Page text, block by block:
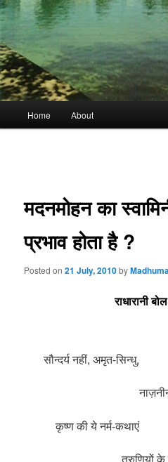
Home About
मदनमोहन का
प्रभाव होता है ?
Posted on21 July, 2010by
राधारानी
सौन्दर्य नहीं, अमृत-
नाज़नीनों के
कृष्ण की ये नर्म-
तरुणियों के